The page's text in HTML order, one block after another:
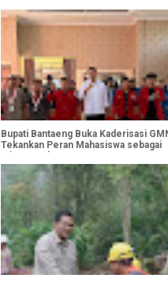
Bupati Bantaeng Buka Kaderisasi
Tekankan Peran Mahasiswa sebagai